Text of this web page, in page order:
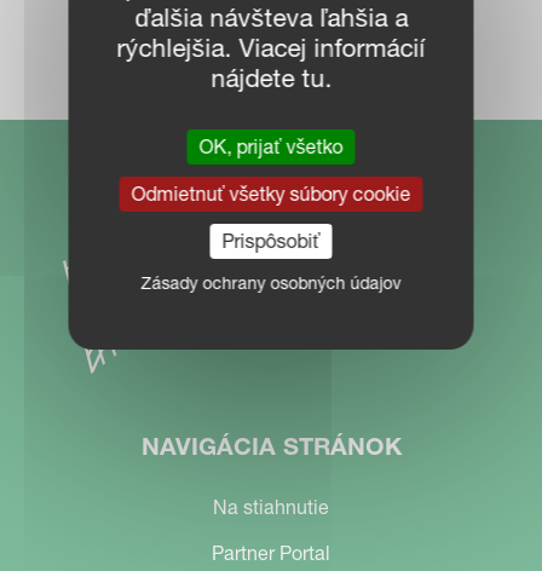
MAPA PREDAJCOV
NAVIGÁCIA STRÁNOK
Na stiahnutie
Partner Portal
ďalšia návšteva ľahšia a
rýchlejšia. Viacej informácií
nájdete tu.
OK, prijať všetko
Odmietnuť všetky súbory cookie
Prispôsobiť
Zásady ochrany osobných údajov